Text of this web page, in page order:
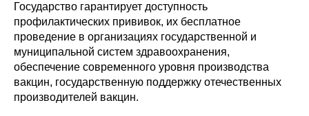
Государство гарантирует доступность
профилактических прививок, их бесплатное
проведение в организациях государственной и
муниципальной систем здравоохранения,
обеспечение современного уровня производства
вакцин, государственную поддержку отечественных
производителей вакцин.